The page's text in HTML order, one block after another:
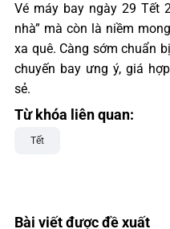
Vé máy bay ngày 29 Tết
nhà” mà còn là niềm
xa quê. Càng sớm chuẩn
chuyến bay ưng ý, giá
sẻ.
Từ khóa liên quan:
Tết
Bài viết được đề xuất